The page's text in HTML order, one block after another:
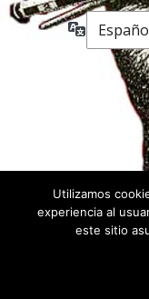
Idioma
Utilizamos
experiencia al
este sitio